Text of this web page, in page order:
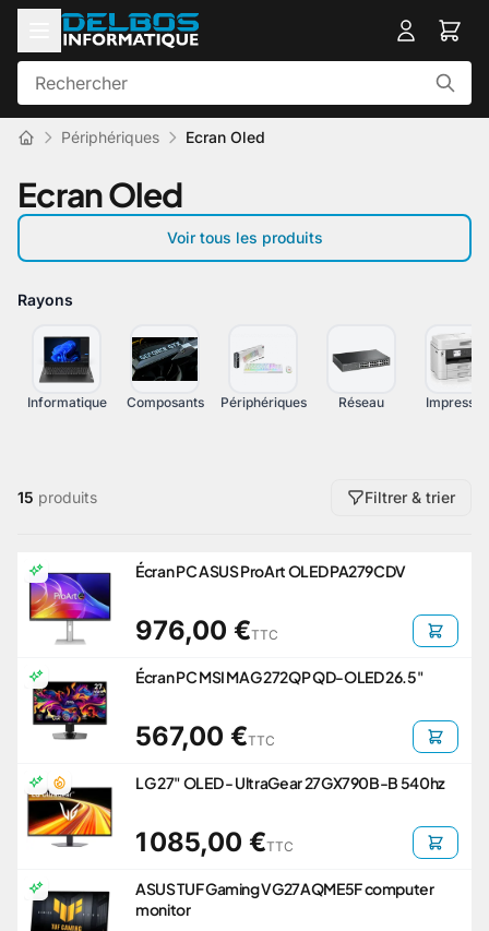
Périphériques Ecran Oled
Ecran Oled
Voir tous les produits
Rayons
Informatique Composants Périphériques Réseau
15 produits Filtrer & trier
Écran PC ASUS ProArt OLED PA279CDV
976,00 €TTC
Écran PC MSI MAG 272QP QD-OLED 26.5"
567,00 €TTC
LG 27" OLED - UltraGear 27GX790B-B 540hz
1 085,00 €TTC
ASUS TUF Gaming VG27AQME5F computer
monitor